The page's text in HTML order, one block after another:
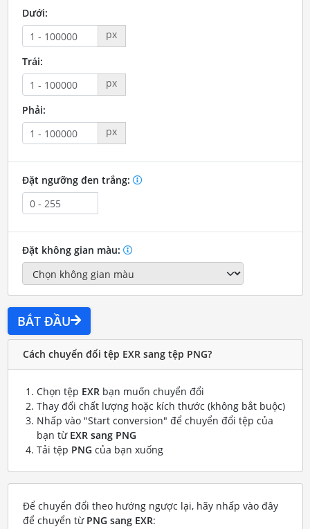
Dưới:
px
Trái:
px
Phải:
px
Đặt ngưỡng đen trắng:
Đặt không gian màu:
BẮT ĐẦU
Cách chuyển đổi tệp EXR sang tệp PNG?
Chọn tệp EXRbạn muốn chuyển đổi
Thay đổi chất lượng hoặc kích thước (không bắt buộc)
Nhấp vào "Start conversion" để chuyển đổi tệp của
bạn từ EXR sang PNG
Tải tệp PNG của bạn xuống
Để chuyển đổi theo hướng ngược lại, hãy nhấp vào đây
để chuyển từ PNG sang EXR: